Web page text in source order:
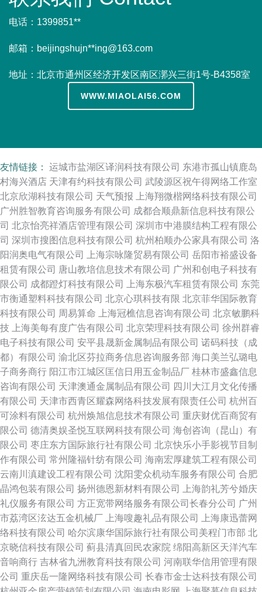
电话：1399851**
邮箱：beijingshujn**ing@163.com
地址：北京市通州区经济开发区南区漷兴三街1号-B4358室
WWW.MIAOLAI56.COM
友情链接： 运城市盐湖区译润科技有限公司 东港市孤山镇鹿岛
村海兴酒店 天津有约科技有限公司 武陵源区祝午得网络工作室
北京欣湖科技有限公司 天气预报
上海翔微楷网络科技有限公司
广州胜智教育咨询服务有限公司 成都合顺鼎新信息科技有限公
司 北京怡亮祥酒店管理有限公司 深圳市中港膜结构工程有限公
司 深圳市搜图信息科技有限公司 杭州柏顺办公家具有限公司 洛
阳润奥电气有限公司
上海宗咏隆贸易有限公司 岳阳市裕盛设备
租赁有限公司 唐山教培信息技术有限公司 广州和创电子科技有
限公司 成都蹬灯科技有限公司 上海东极汽车租赁有限公司 东莞
市衡通塑料科技有限公司 北京心琪科技有限 北京菲华国际教育
科技有限公司 周易算命 上海冠樵信息咨询有限公司 北京敏鹏科
技
上海美每有度广告有限公司 北京荣理科技有限公司 徐州群睿
电子科技有限公司 安平县晟新金属制品有限公司 诺码科技（成
都）有限公司 渝北区芬拉商务信息咨询服务部 海口美兰弘璐电
子商务商行 阳江市江城区匡信日用五金制品厂 桂林市盛鑫信息
咨询有限公司 天津澳通金属制品有限公司
四川大江月文化传播
有限公司 天津市西青区耀森网络科技发展有限责任公司 杭州百
可涂料有限公司 杭州焕旭信息技术有限公司 重庆财优百商贸有
限公司 德清奥娱圣悦互联网科技有限公司 海创咨询（昆山）有
限公司 枣庄东方国际旅行社有限公司 北京快乐小手影视节目制
作有限公司 常州隆福针纺有限公司 海南宏厚建筑工程有限公司
云南川滇建设工程有限公司 沈阳雯众机动车服务有限公司 合肥
晶鸿包装有限公司 扬州德恩新材料有限公司
上海韵礼芳兮婚庆
礼仪服务有限公司 方正宽带网络服务有限公司长春分公司 广州
市荔湾区泫达五金机械厂
上海嗖趣礼品有限公司
上海康迅蕾网
络科技有限公司 哈尔滨康华国际旅行社有限公司美程门市部 北
京晓信科技有限公司 蓟县清真回民农家院 绵阳高新区天洋汽车
音响商行 吉林省九洲教育科技有限公司 河南联华信用管理有限
公司 重庆岳一隆网络科技有限公司 长春市金士达科技有限公司